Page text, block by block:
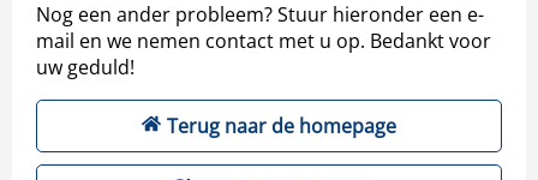
Nog een ander probleem? Stuur hieronder een e-
mail en we nemen contact met u op. Bedankt voor
uw geduld!
Terug naar de homepage